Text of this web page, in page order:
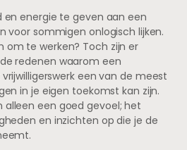
energie te geven aan een
voor sommigen onlogisch lijken.
om te werken? Toch zijn er
redenen waarom een
een van de meest
in je eigen toekomst kan zijn.
een goed gevoel; het
en inzichten op die je de